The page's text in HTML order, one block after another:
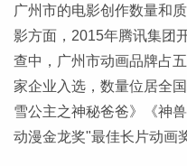
广州市的电影创作数量和
影方面，2015年腾讯集团
查中，广州市动画品牌占
家企业入选，数量位居全
雪公主之神秘爸爸》《神
动漫金龙奖"最佳长片动画